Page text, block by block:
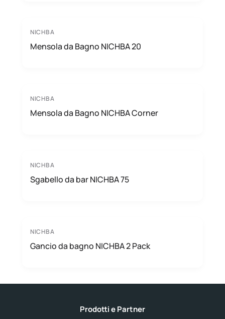
NICHBA
Mensola da Bagno NICHBA 20
NICHBA
Mensola da Bagno NICHBA Corner
NICHBA
Sgabello da bar NICHBA 75
NICHBA
Gancio da bagno NICHBA 2 Pack
Prodotti e Partner